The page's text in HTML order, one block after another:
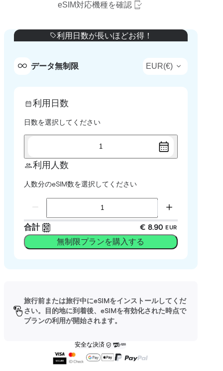
eSIM対応機種を確認
利用日数が長いほどお得！
データ無制限 EUR(€)
利用日数
日数を選択してください
1
利用人数
人数分のeSIM数を選択してください
合計 € 8.90 EUR
無制限プランを購入する
旅行前または旅行中にeSIMをインストールしてくだ
さい。目的地に到着後、eSIMを有効化された時点で
プランの利用が開始されます。
安全な決済